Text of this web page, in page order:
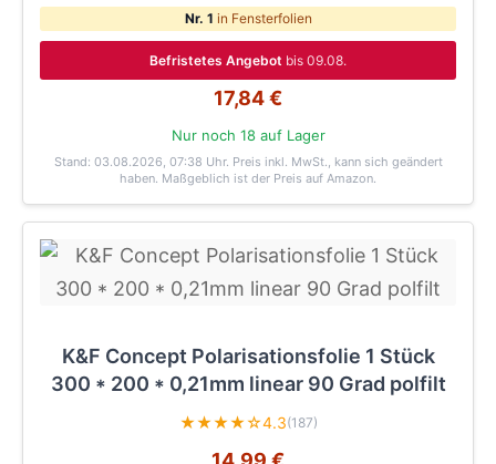
Nr. 1 in Fensterfolien
Befristetes Angebot bis 09.08.
17,84 €
Nur noch 18 auf Lager
Stand: 03.08.2026, 07:38 Uhr. Preis inkl. MwSt., kann sich geändert
haben. Maßgeblich ist der Preis auf Amazon.
K&F Concept Polarisationsfolie 1 Stück
300 * 200 * 0,21mm linear 90 Grad polfilt
★★★★☆4.3(187)